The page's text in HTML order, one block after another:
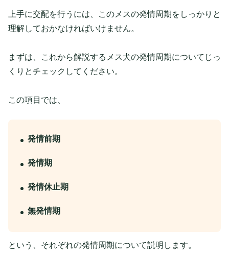
上手に交配を行うには、このメスの発情周期をしっかりと
理解しておかなければいけません。
まずは、これから解説するメス犬の発情周期についてじっ
くりとチェックしてください。
この項目では、
発情前期
発情期
発情休止期
無発情期
という、それぞれの発情周期について説明します。